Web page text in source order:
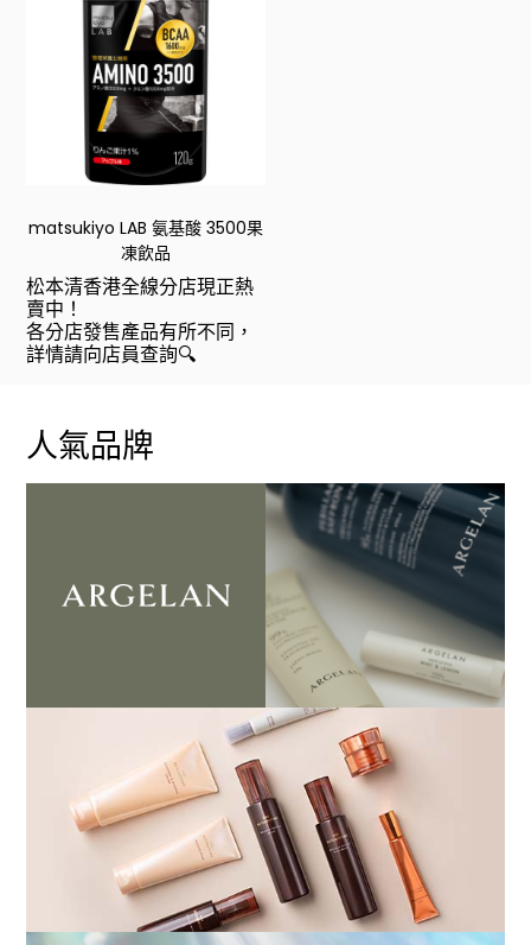
matsukiyo LAB 氨基酸 3500果
凍飲品
松本清香港全線分店現正熱
賣中！
各分店發售產品有所不同，
詳情請向店員查詢🔍
人氣品牌